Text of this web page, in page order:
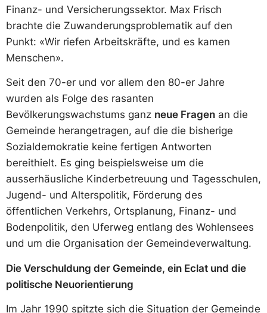
Finanz- und Versicherungssektor. Max Frisch
brachte die Zuwanderungsproblematik auf den
Punkt: «Wir riefen Arbeitskräfte, und es kamen
Menschen».
Seit den 70-er und vor allem den 80-er Jahre
wurden als Folge des rasanten
Bevölkerungswachstums ganz neue Fragen an die
Gemeinde herangetragen, auf die die bisherige
Sozialdemokratie keine fertigen Antworten
bereithielt. Es ging beispielsweise um die
ausserhäusliche Kinderbetreuung und Tagesschulen,
Jugend- und Alterspolitik, Förderung des
öffentlichen Verkehrs, Ortsplanung, Finanz- und
Bodenpolitik, den Uferweg entlang des Wohlensees
und um die Organisation der Gemeindeverwaltung.
Die Verschuldung der Gemeinde, ein Eclat und die
politische Neuorientierung
Im Jahr 1990 spitzte sich die Situation der Gemeinde